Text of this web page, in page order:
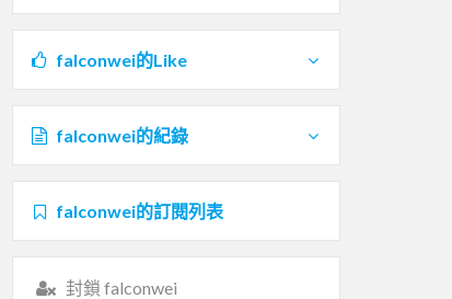
falconwei的Like
falconwei的紀錄
falconwei的訂閱列表
封鎖 falconwei